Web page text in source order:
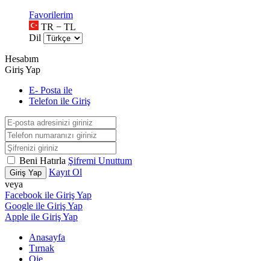
Favorilerim
TR − TL
Dil
Hesabım
Giriş Yap
E- Posta ile
Telefon ile Giriş
Beni Hatırla Şifremi Unuttum
Giriş Yap
Kayıt Ol
veya
Facebook ile Giriş Yap
Google ile Giriş Yap
Apple ile Giriş Yap
Anasayfa
Tırnak
Oje